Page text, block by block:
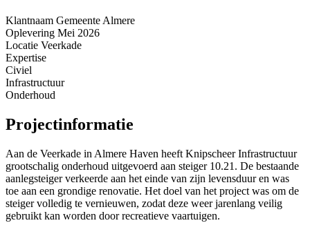
Home»Projecten»Onderhoud steiger in Almere Haven
Klantnaam Gemeente Almere
Oplevering Mei 2026
Locatie Veerkade
Expertise
Civiel
Infrastructuur
Onderhoud
Projectinformatie
Aan de Veerkade in Almere Haven heeft Knipscheer Infrastructuur
grootschalig onderhoud uitgevoerd aan steiger 10.21. De bestaande
aanlegsteiger verkeerde aan het einde van zijn levensduur en was
toe aan een grondige renovatie. Het doel van het project was om de
steiger volledig te vernieuwen, zodat deze weer jarenlang veilig
gebruikt kan worden door recreatieve vaartuigen.